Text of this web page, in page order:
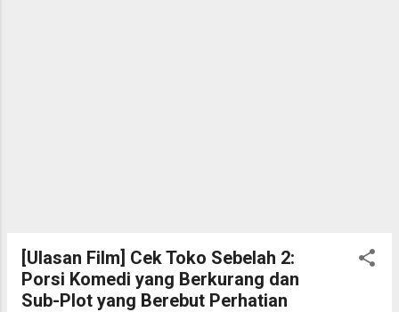
[Ulasan Film] Cek Toko Sebelah 2:
Porsi Komedi yang Berkurang dan
Sub-Plot yang Berebut Perhatian